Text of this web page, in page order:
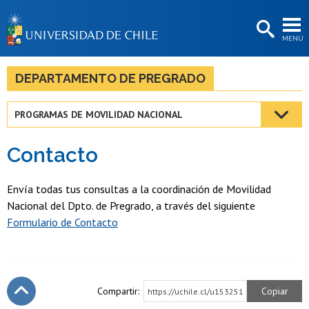
MENÚ
BIBLIOTECAS
LA UNIVERSIDAD
Estudiantes
Funcionarias/os
Egresadas/os
DEPARTAMENTO DE PREGRADO
PROGRAMAS DE MOVILIDAD NACIONAL
Contacto
Envía todas tus consultas a la coordinación de Movilidad
Nacional del Dpto. de Pregrado, a través del siguiente
Formulario de Contacto
Compartir: https://uchile.cl/u153251 Copiar